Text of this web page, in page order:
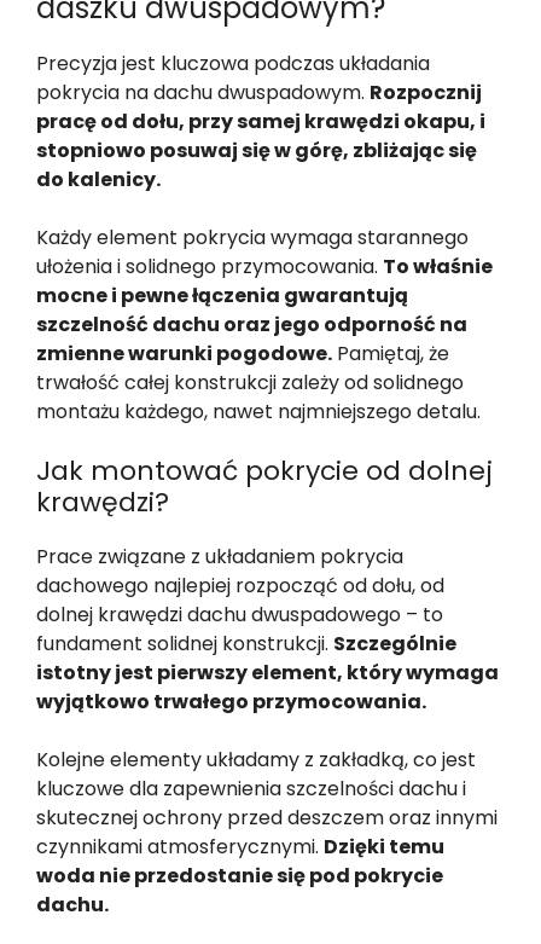
daszku dwuspadowym?
Precyzja jest kluczowa podczas układania
pokrycia na dachu dwuspadowym. Rozpocznij
pracę od dołu, przy samej krawędzi okapu, i
stopniowo posuwaj się w górę, zbliżając się
do kalenicy.
Każdy element pokrycia wymaga starannego
ułożenia i solidnego przymocowania. To właśnie
mocne i pewne łączenia gwarantują
szczelność dachu oraz jego odporność na
zmienne warunki pogodowe. Pamiętaj, że
trwałość całej konstrukcji zależy od solidnego
montażu każdego, nawet najmniejszego detalu.
Jak montować pokrycie od dolnej
krawędzi?
Prace związane z układaniem pokrycia
dachowego najlepiej rozpocząć od dołu, od
dolnej krawędzi dachu dwuspadowego – to
fundament solidnej konstrukcji. Szczególnie
istotny jest pierwszy element, który wymaga
wyjątkowo trwałego przymocowania.
Kolejne elementy układamy z zakładką, co jest
kluczowe dla zapewnienia szczelności dachu i
skutecznej ochrony przed deszczem oraz innymi
czynnikami atmosferycznymi. Dzięki temu
woda nie przedostanie się pod pokrycie
dachu.